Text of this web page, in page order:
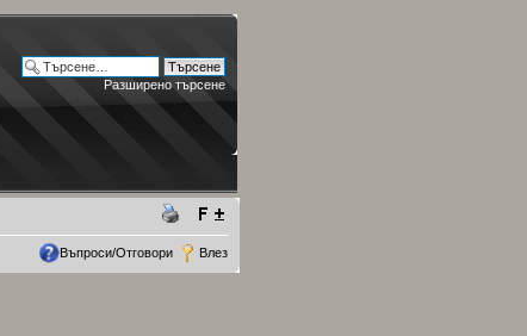
Разширено търсене
Въпроси/Отговори Влез